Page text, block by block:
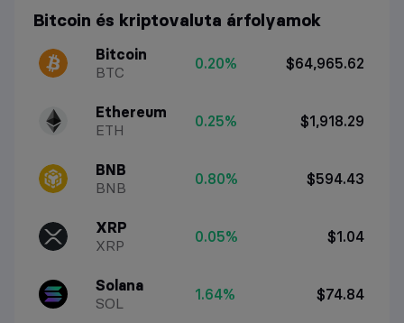
Bitcoin és kriptovaluta árfolyamok
Bitcoin
BTC
0.20% $64,965.62
Ethereum
ETH
0.25% $1,918.29
BNB
BNB
0.80% $594.43
XRP
XRP
0.05% $1.04
Solana
SOL
1.64% $74.84